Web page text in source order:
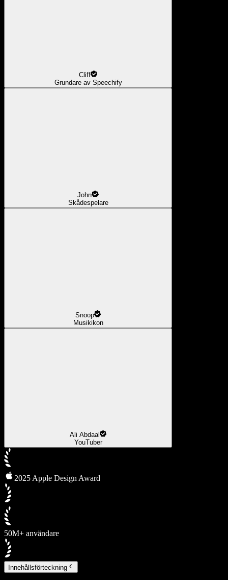
Cliff
Grundare av Speechify
John
Skådespelare
Snoop
Musikikon
Ali Abdaal
YouTuber
2025 Apple Design Award
50M+ användare
Innehållsförteckning